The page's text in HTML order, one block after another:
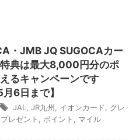
・JMB JQ SUGOCAカー
特典は最大8,000円分のポ
るキャンペーンです
6日まで】
JAL JR九州 イオンカード
クレ
プレゼント ポイント マイル